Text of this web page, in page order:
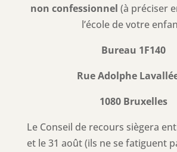
non confessionnel (à préciser
l’école de votre
Bureau 1F140
Rue Adolphe
1080 Bruxelles
Le Conseil de recours siègera
et le 31 août (ils ne se fatiguent